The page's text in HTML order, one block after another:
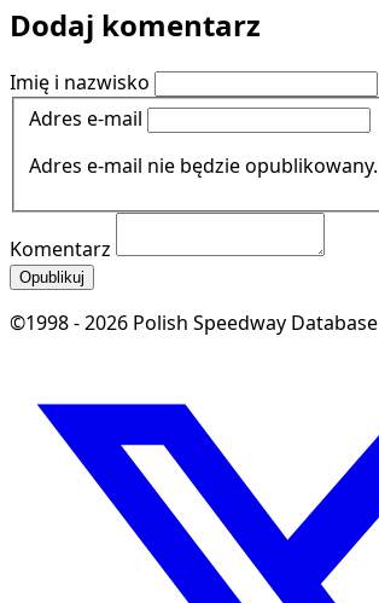
Dodaj komentarz
Imię i nazwisko
Adres e-mail
Adres e-mail nie będzie opublikowany.
Komentarz
Opublikuj
©1998 - 2026 Polish Speedway Database